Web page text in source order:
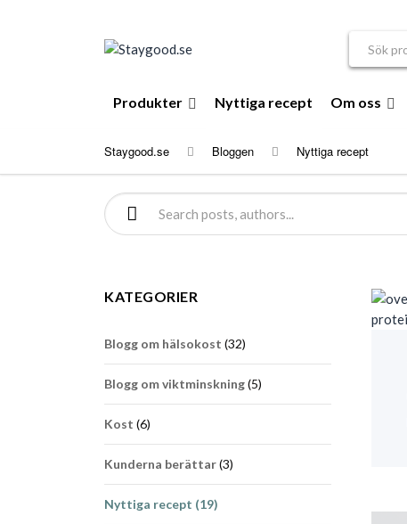
Produkter Nyttiga recept Om oss
Staygood.se Bloggen Nyttiga recept
Sök efter:
KATEGORIER
Blogg om hälsokost (32)
Blogg om viktminskning(5)
Kost (6)
Kunderna berättar(3)
Nyttiga recept (19)